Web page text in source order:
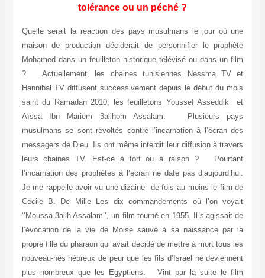
tolérance ou un péché ?
Quelle serait la réaction des pays musulmans le jour où une
maison de production déciderait de personnifier le prophète
Mohamed dans un feuilleton historique télévisé ou dans un film
? Actuellement, les chaines tunisiennes Nessma TV et
Hannibal TV diffusent successivement depuis le début du mois
saint du Ramadan 2010, les feuilletons Youssef Asseddik et
Aïssa Ibn Mariem 3alihom Assalam. Plusieurs pays
musulmans se sont révoltés contre l’incarnation à l’écran des
messagers de Dieu. Ils ont même interdit leur diffusion à travers
leurs chaines TV. Est-ce à tort ou à raison ? Pourtant
l’incarnation des prophètes à l’écran ne date pas d’aujourd’hui.
Je me rappelle avoir vu une dizaine de fois au moins le film de
Cécile B. De Mille Les dix commandements où l’on voyait
‘’Moussa 3alih Assalam’’, un film tourné en 1955. Il s’agissait de
l’évocation de la vie de Moise sauvé à sa naissance par la
propre fille du pharaon qui avait décidé de mettre à mort tous les
nouveau-nés hébreux de peur que les fils d’Israël ne deviennent
plus nombreux que les Egyptiens. Vint par la suite le film